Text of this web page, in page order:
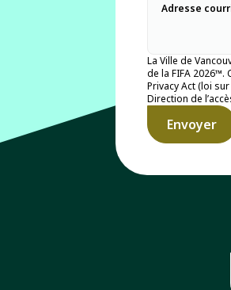
Adresse
La Ville de
de la FIFA
Privacy Act (loi
Direction de